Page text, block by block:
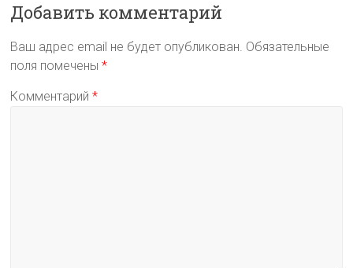
Добавить комментарий
Ваш адрес email не будет опубликован. Обязательные
поля помечены*
Комментарий*